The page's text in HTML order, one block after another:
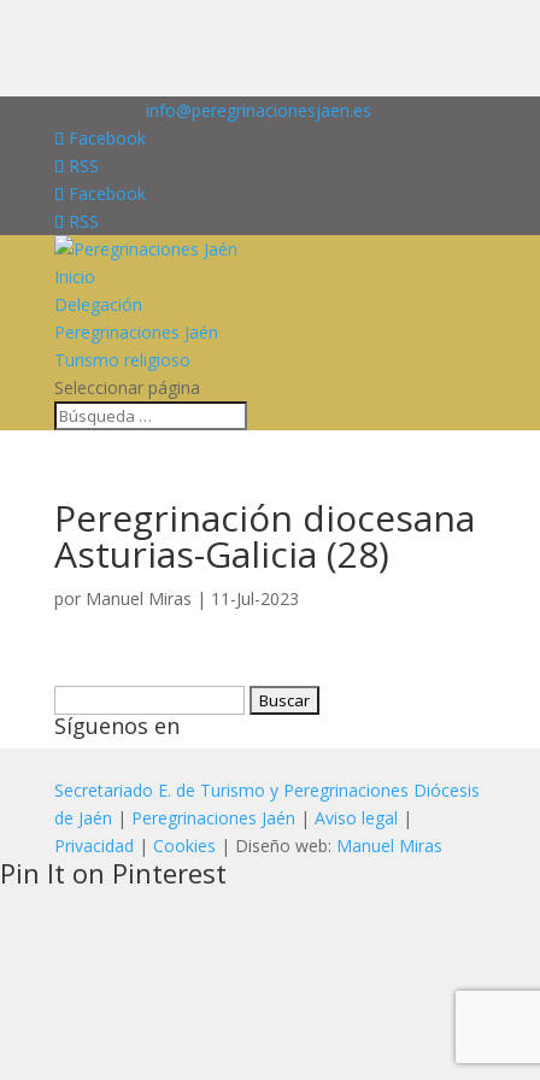
info@peregrinacionesjaen.es
Facebook
RSS
Facebook
RSS
Inicio
Delegación
Peregrinaciones Jaén
Turismo religioso
Seleccionar página
Peregrinación diocesana
Asturias-Galicia (28)
por Manuel Miras | 11-Jul-2023
Síguenos en
Secretariado E. de Turismo y Peregrinaciones Diócesis
de Jaén | Peregrinaciones Jaén | Aviso legal |
Privacidad | Cookies | Diseño web: Manuel Miras
Pin It on Pinterest